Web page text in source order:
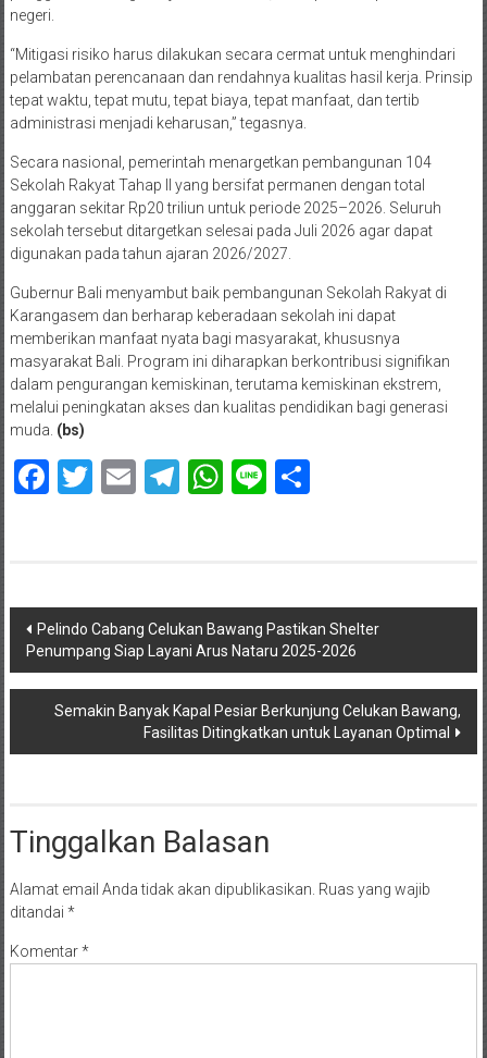
negeri.
“Mitigasi risiko harus dilakukan secara cermat untuk menghindari
pelambatan perencanaan dan rendahnya kualitas hasil kerja. Prinsip
tepat waktu, tepat mutu, tepat biaya, tepat manfaat, dan tertib
administrasi menjadi keharusan,” tegasnya.
Secara nasional, pemerintah menargetkan pembangunan 104
Sekolah Rakyat Tahap II yang bersifat permanen dengan total
anggaran sekitar Rp20 triliun untuk periode 2025–2026. Seluruh
sekolah tersebut ditargetkan selesai pada Juli 2026 agar dapat
digunakan pada tahun ajaran 2026/2027.
Gubernur Bali menyambut baik pembangunan Sekolah Rakyat di
Karangasem dan berharap keberadaan sekolah ini dapat
memberikan manfaat nyata bagi masyarakat, khususnya
masyarakat Bali. Program ini diharapkan berkontribusi signifikan
dalam pengurangan kemiskinan, terutama kemiskinan ekstrem,
melalui peningkatan akses dan kualitas pendidikan bagi generasi
muda. (bs)
Facebook
Twitter
EmailTelegram
WhatsApp
LineShare
Navigasi
pos
Pelindo Cabang Celukan Bawang Pastikan Shelter
Penumpang Siap Layani Arus Nataru 2025-2026
Semakin Banyak Kapal Pesiar Berkunjung Celukan Bawang,
Fasilitas Ditingkatkan untuk Layanan Optimal
Tinggalkan Balasan
Alamat email Anda tidak akan dipublikasikan. Ruas yang wajib
ditandai *
Komentar*